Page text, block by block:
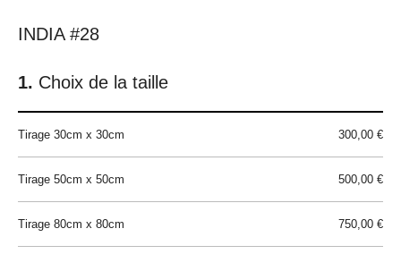
INDIA #28
Choix de la taille
Tirage 30cm x 30cm 300,00 €
Tirage 50cm x 50cm 500,00 €
Tirage 80cm x 80cm 750,00 €